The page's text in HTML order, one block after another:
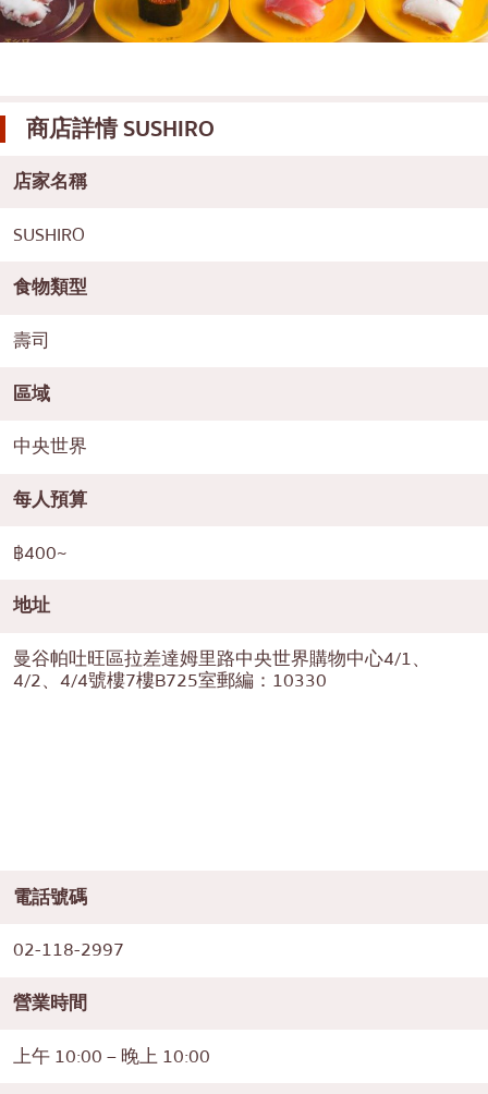
商店詳情SUSHIRO
店家名稱
SUSHIRO
食物類型
壽司
區域
中央世界
每人預算
฿400~
地址
曼谷帕吐旺區拉差達姆里路中央世界購物中心4/1、
4/2、4/4號樓7樓B725室郵編：10330
電話號碼
02-118-2997
營業時間
上午 10:00 – 晚上 10:00